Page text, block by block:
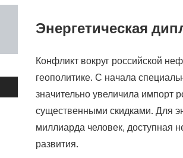
Энергетическая
Конфликт вокруг российской
геополитике. С начала
значительно увеличила импорт
существенными скидками. Для
миллиарда человек, доступная
развития.